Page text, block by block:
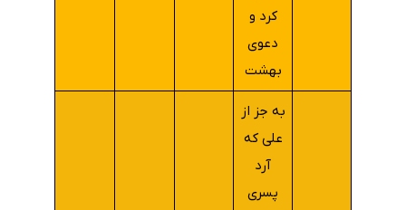
کرد و
دعوی
بهشت
به جز از
علی که
آرد
پسری